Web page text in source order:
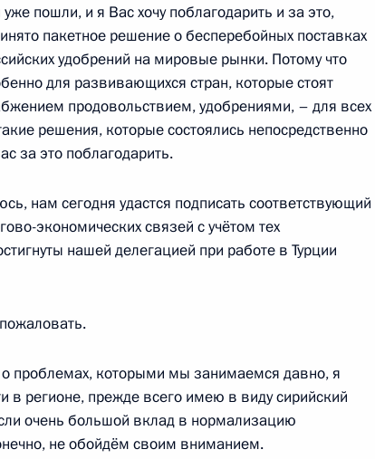
область, Ново-Огарёво
через Шексну
область, Ново-Огарёво
3
«блокадной премьеры»
области Александром
пошли, и я Вас хочу поблагодарить и за это,
пакетное решение о бесперебойных поставках
удобрений на мировые рынки. Потому что
для развивающихся стран, которые стоят
продовольствием, удобрениями, – для всех
решения, которые состоялись непосредственно
за это поблагодарить.
нам сегодня удастся подписать соответствующий
экономических связей с учётом тех
нашей делегацией при работе в Турции
проблемах, которыми мы занимаемся давно, я
в регионе, прежде всего имею в виду cирийский
очень большой вклад в нормализацию
не обойдём своим вниманием.